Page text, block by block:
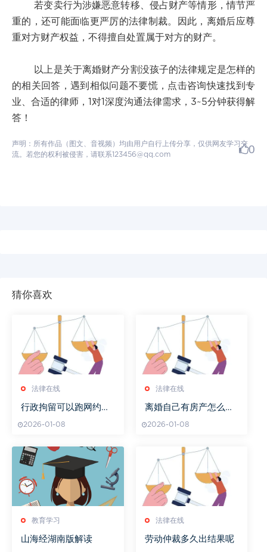
若变卖行为涉嫌恶意转移、侵占财产等情形，情节严
重的，还可能面临更严厉的法律制裁。因此，离婚后应尊
重对方财产权益，不得擅自处置属于对方的财产。
以上是关于离婚财产分割没孩子的法律规定是怎样的
的相关回答，遇到相似问题不要慌，点击咨询快速找到专
业、合适的律师，1对1深度沟通法律需求，3~5分钟获得解
答！
声明：所有作品（图文、音视频）均由用户自行上传分享，仅供网友学习交
流。若您的权利被侵害，请联系123456@qq.com
0
猜你喜欢
法律在线
行政拘留可以跑网约车
2026-01-08
法律在线
离婚自己有房产怎么办
2026-01-08
教育学习
山海经湖南版解读
法律在线
劳动仲裁多久出结果呢